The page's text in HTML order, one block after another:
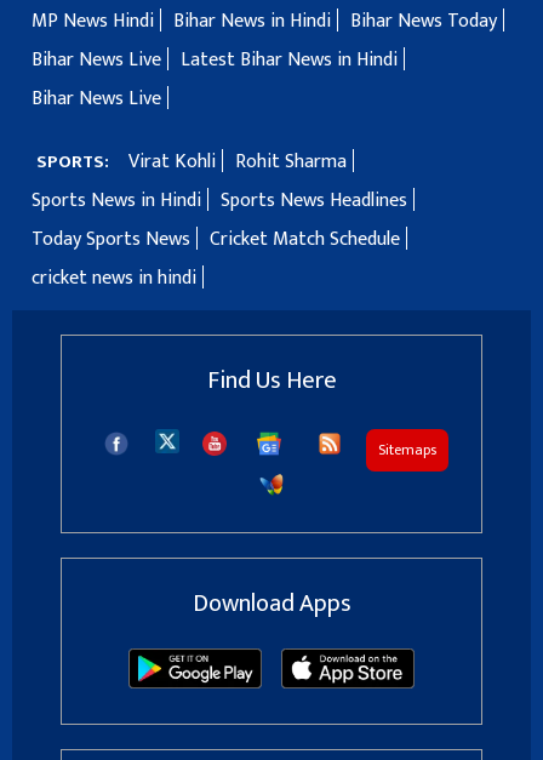
MP News Hindi
Bihar News in Hindi
Bihar News Today
Bihar News Live
Latest Bihar News in Hindi
Bihar News Live
SPORTS: Virat Kohli
Rohit Sharma
Sports News in Hindi Sports News Headlines
Today Sports News
Cricket Match Schedule
cricket news in hindi
Find Us Here
Sitemaps
Download Apps